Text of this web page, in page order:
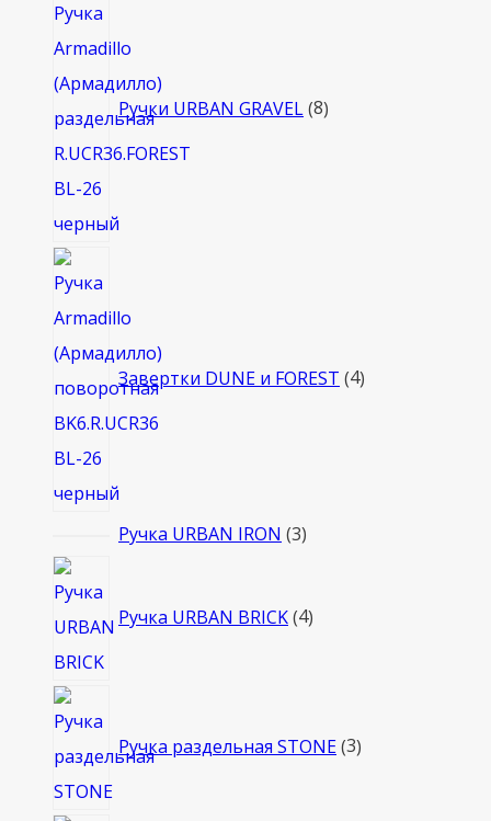
Ручки URBAN GRAVEL 8
Завертки DUNE и FOREST 4
Ручка URBAN IRON 33
Ручка URBAN BRICK 4товара
Ручка раздельная STONE 3товара